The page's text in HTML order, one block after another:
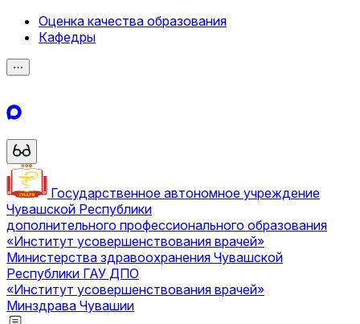
Оценка качества образования
Кафедры
⋯
Государственное автономное учреждение
Чувашской Республики
дополнительного профессионального образования
«Институт усовершенствования врачей»
Министерства здравоохранения Чувашской
Республики ГАУ ДПО
«Институт усовершенствования врачей»
Минздрава Чувашии